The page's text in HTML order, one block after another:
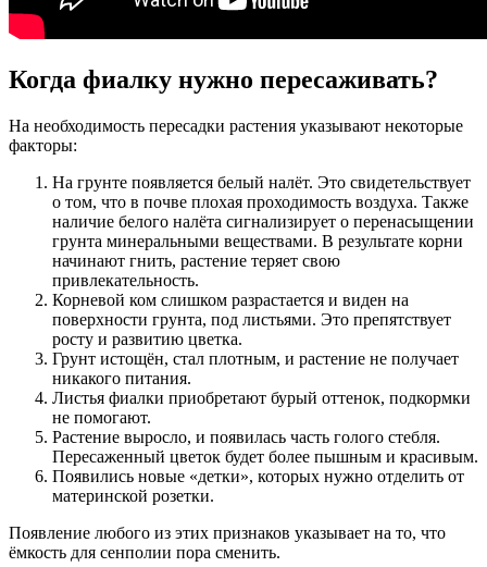
Когда фиалку нужно пересаживать?
На необходимость пересадки растения указывают некоторые
факторы:
На грунте появляется белый налёт. Это свидетельствует
о том, что в почве плохая проходимость воздуха. Также
наличие белого налёта сигнализирует о перенасыщении
грунта минеральными веществами. В результате корни
начинают гнить, растение теряет свою
привлекательность.
Корневой ком слишком разрастается и виден на
поверхности грунта, под листьями. Это препятствует
росту и развитию цветка.
Грунт истощён, стал плотным, и растение не получает
никакого питания.
Листья фиалки приобретают бурый оттенок, подкормки
не помогают.
Растение выросло, и появилась часть голого стебля.
Пересаженный цветок будет более пышным и красивым.
Появились новые «детки», которых нужно отделить от
материнской розетки.
Появление любого из этих признаков указывает на то, что
ёмкость для сенполии пора сменить.